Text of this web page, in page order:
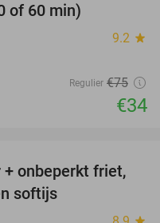
of 60 min)
9.2 star
Regulier €75
€34
32%
+ onbeperkt friet,
softijs